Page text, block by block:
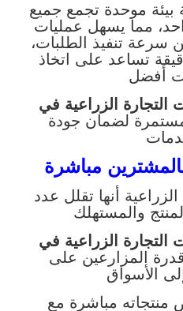
بيئة موحدة تجمع جميع
مما يسهل عمليات
سرعة تنفيذ الطلبات،
تساعد على اتخاذ
الزراعية في
لضمان جودة
مباشرة
أنها تقلل عدد
الزراعية في
المزارعين على
مباشرة مع